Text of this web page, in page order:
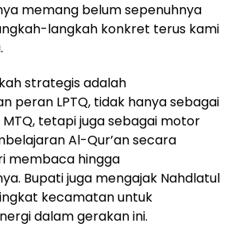
memang belum sepenuhnya
langkah konkret terus kami
strategis adalah
peran LPTQ, tidak hanya sebagai
tetapi juga sebagai motor
Al-Qur’an secara
membaca hingga
Bupati juga mengajak Nahdlatul
kecamatan untuk
dalam gerakan ini.